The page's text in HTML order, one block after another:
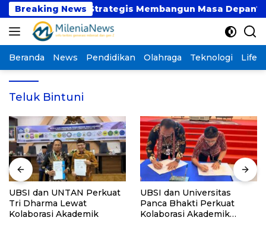
Langsung
ke
konten
Breaking News
Langkah Strategis Membangun Masa Depan?
Beranda News Pendidikan Olahraga Teknologi
Teluk Bintuni
UBSI dan UNTAN Perkuat
Tri Dharma Lewat
Kolaborasi Akademik
UBSI dan Universitas
Panca Bhakti Perkuat
Kolaborasi Akademik